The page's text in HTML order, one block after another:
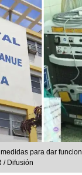
para dar
/ Difusión